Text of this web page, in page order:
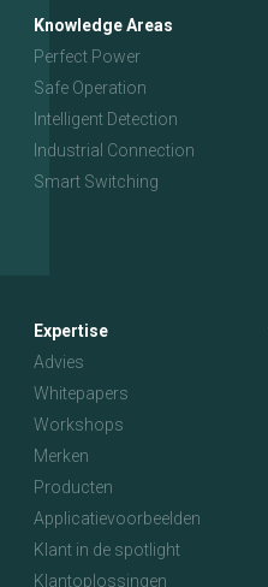
Knowledge Areas
Perfect Power
Safe Operation
Intelligent Detection
Industrial Connection
Smart Switching
Expertise
Advies
Whitepapers
Workshops
Merken
Producten
Applicatievoorbeelden
Klant in de spotlight
Klantoplossingen